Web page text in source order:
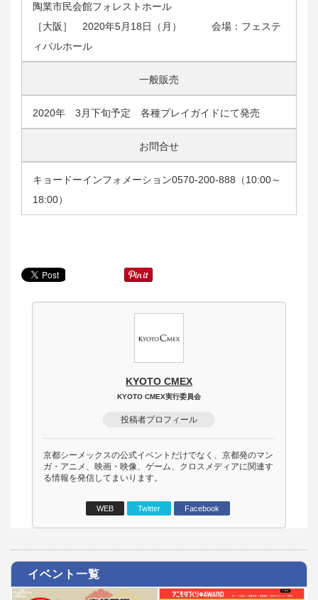
陶業市民会館フォレストホール
［大阪］ 2020年5月18日（月） 会場：フェステ
ィバルホール
一般販売
2020年 3月下旬予定 各種プレイガイドにて発売
お問合せ
キョードーインフォメーション0570‐200‐888（10:00～
18:00）
KYOTO CMEX
KYOTO CMEX実行委員会
投稿者プロフィール
京都シーメックスの公式イベントだけでなく、京都発のマン
ガ・アニメ、映画・映像、ゲーム、クロスメディアに関連す
る情報を発信してまいります。
WEB Twitter Facebook
イベント一覧